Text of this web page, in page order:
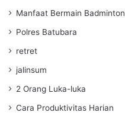
Manfaat Bermain Badminton
Polres Batubara
retret
jalinsum
2 Orang Luka-luka
Cara Produktivitas Harian